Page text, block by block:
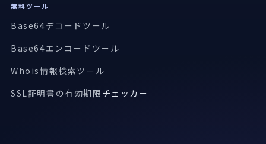
無料ツール
Base64デコードツール
Base64エンコードツール
Whois情報検索ツール
SSL証明書の有効期限 チェッカー